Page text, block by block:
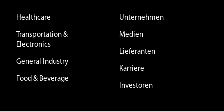
Healthcare
Transportation &
Electronics
General Industry
Food & Beverage
Unternehmen
Medien
Lieferanten
Karriere
Investoren